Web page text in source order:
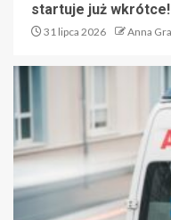
startuje już wkrótce!
31 lipca 2026 Anna